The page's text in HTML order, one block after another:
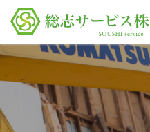
総志サービス株式会社で
かすみがうら市を拠点に解
内装リフォームをご提供